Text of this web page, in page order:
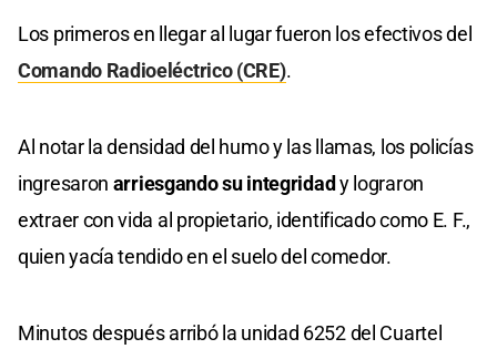
Los primeros en llegar al lugar fueron los efectivos del
Comando Radioeléctrico (CRE).
Al notar la densidad del humo y las llamas, los policías
ingresaron arriesgando su integridady lograron
extraer con vida al propietario, identificado como E. F.,
quien yacía tendido en el suelo del comedor.
Minutos después arribó la unidad 6252 del Cuartel